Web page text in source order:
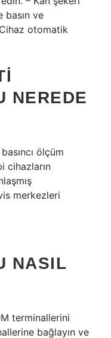
basın ve
otomatik
NEREDE
ölçüm
cihazların
merkezleri
NASIL
terminallerini
bağlayın ve